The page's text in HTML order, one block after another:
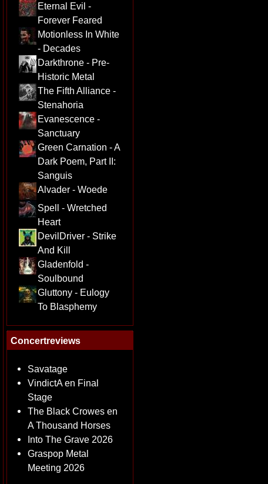
Eternal Evil -
Forever Feared
Motionless In White
- Decades
Darkthrone - Pre-
Historic Metal
The Fifth Alliance -
Stenahoria
Evanescence -
Sanctuary
Green Carnation - A
Dark Poem, Part II:
Sanguis
Alvader - Woede
Spell - Wretched
Heart
DevilDriver - Strike
And Kill
Gladenfold -
Soulbound
Gluttony - Eulogy
To Blasphemy
Concertreviews
Savatage
VindictA en Final
Stage
The Black Crowes en
A Thousand Horses
Into The Grave 2026
Graspop Metal
Meeting 2026